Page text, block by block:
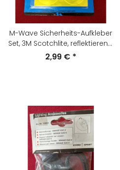
M-Wave Sicherheits-Aufkleber
Set, 3M Scotchlite, reflektierend,
NEU
2,99 € *